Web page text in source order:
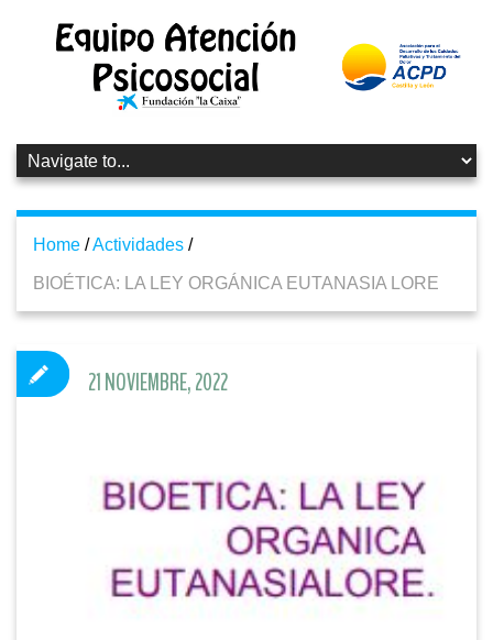
Home /Actividades /
BIOÉTICA: LA LEY ORGÁNICA EUTANASIA LORE
21 NOVIEMBRE, 2022